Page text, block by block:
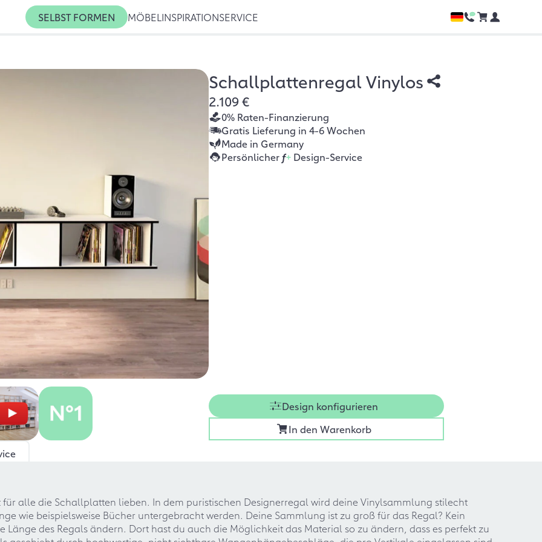
SELBST FORMEN MÖBEL INSPIRATIONSERVICE
Schallplattenregal Vinylos
2.109 €
0% Raten-Finanzierung
Gratis Lieferung in 4-6 Wochen
Made in Germany
Persönlicher f+Design-Service
Design konfigurieren
In den Warenkorb
alle die Schallplatten lieben. In dem puristischen Designerregal wird deine Vinylsammlung stilecht
wie beispielsweise Bücher untergebracht werden. Deine Sammlung ist zu groß für das Regal? Kein
des Regals ändern. Dort hast du auch die Möglichkeit das Material so zu ändern, dass es perfekt zu